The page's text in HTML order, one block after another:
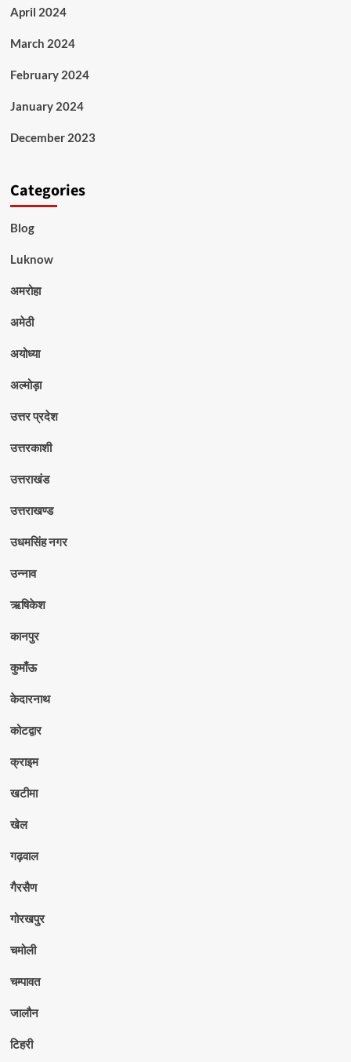
April 2024
March 2024
February 2024
January 2024
December 2023
Categories
Blog
Luknow
अमरोहा
अमेठी
अयोध्या
अल्मोड़ा
उत्तर प्रदेश
उत्तरकाशी
उत्तराखंड
उत्तराखण्ड
उधमसिंह नगर
उन्नाव
ऋषिकेश
कानपुर
कुमाँऊ
केदारनाथ
कोटद्वार
क्राइम
खटीमा
खेल
गढ़वाल
गैरसैण
गोरखपुर
चमोली
चम्पावत
जालौन
टिहरी